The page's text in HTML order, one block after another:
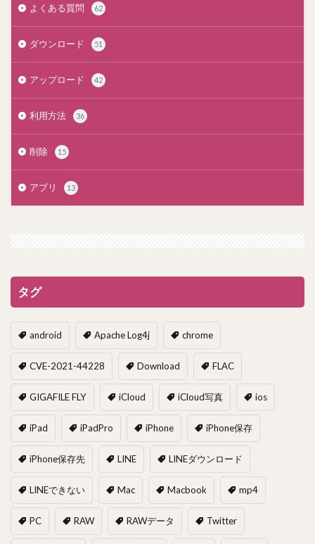
よくある質問 62
ダウンロード 51
アップロード 42
利用方法 36
削除 15
アプリ 13
タグ
android Apache Log4j chrome
CVE-2021-44228 Download FLAC
GIGAFILE FLY iCloud iCloud写真 ios
iPad iPadPro iPhone iPhone保存
iPhone保存先 LINE LINEダウンロード
LINEできない Mac Macbook mp4
PC RAW RAWデータ Twitter